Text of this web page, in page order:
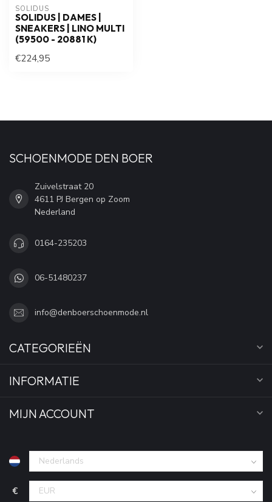
SOLIDUS
SOLIDUS | DAMES |
SNEAKERS | LINO MULTI
(59500 - 20881 K)
€224,95
SCHOENMODE DEN BOER
Zuivelstraat 20
4611 PJ Bergen op Zoom
Nederland
0164-235203
06-51480237
info@denboerschoenmode.nl
CATEGORIEËN
INFORMATIE
MIJN ACCOUNT
€